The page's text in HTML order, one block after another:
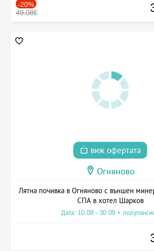
-20%
49.08€
виж офертата
Огняново
Лятна почивка в Огняново с външен
СПА в хотел Шарков
Дата: 10.08 - 30.09 +